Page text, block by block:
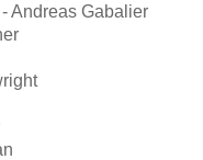
Andreas Gabalier